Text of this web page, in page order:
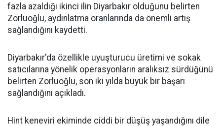
fazla azaldığı ikinci ilin Diyarbakır olduğunu belirten
Zorluoğlu, aydınlatma oranlarında da önemli artış
sağlandığını kaydetti.
Diyarbakır'da özellikle uyuşturucu üretimi ve sokak
satıcılarına yönelik operasyonların aralıksız sürdüğünü
belirten Zorluoğlu, son iki yılda büyük bir başarı
sağlandığını açıkladı.
Hint keneviri ekiminde ciddi bir düşüş yaşandığını dile